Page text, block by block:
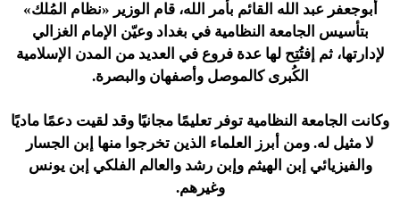
أبوجعفر عبد الله القائم بأمر الله، قام الوزير «نظام المُلك»
بتأسيس الجامعة النظامية في بغداد وعيّن الإمام الغزالي
لإدارتها، ثم إفتُتِح لها عدة فروع في العديد من المدن الإسلامية
الكُبرى كالموصل وأصفهان والبصرة.
وكانت الجامعة النظامية توفر تعليمًا مجانيًا وقد لقيت دعمًا ماديًا
لا مثيل له. ومن أبرز العلماء الذين تخرجوا منها إبن الجسار
والفيزيائي إبن الهيثم وإبن رشد والعالم الفلكي إبن يونس
وغيرهم.